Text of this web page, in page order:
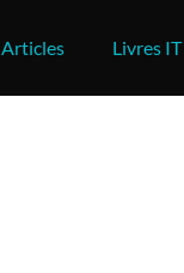
Articles Livres IT